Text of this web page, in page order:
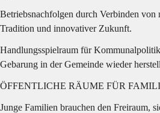
Betriebsnachfolgen durch Verbinden von
Tradition und innovativer Zukunft.
Handlungsspielraum für
Gebarung in der Gemeinde wieder
ÖFFENTLICHE RÄUME FÜR
Junge Familien brauchen den Freiraum,